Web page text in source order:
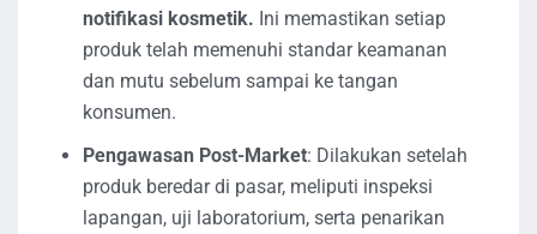
notifikasi kosmetik. Ini memastikan setiap
produk telah memenuhi standar keamanan
dan mutu sebelum sampai ke tangan
konsumen.
Pengawasan Post-Market: Dilakukan setelah
produk beredar di pasar, meliputi inspeksi
lapangan, uji laboratorium, serta penarikan